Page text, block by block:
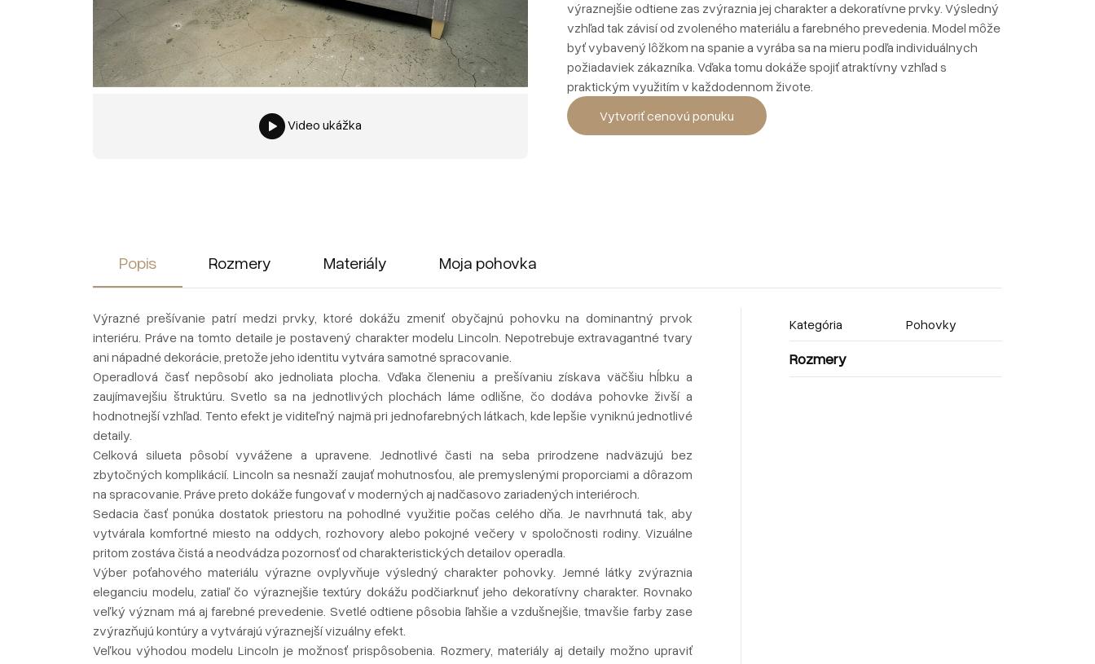
Video ukážka
výraznejšie odtiene zas zvýraznia jej charakter a dekoratívne prvky. Výsledný
vzhľad tak závisí od zvoleného materiálu a farebného prevedenia. Model môže
byť vybavený lôžkom na spanie a vyrába sa na mieru podľa individuálnych
požiadaviek zákazníka. Vďaka tomu dokáže spojiť atraktívny vzhľad s
praktickým využitím v každodennom živote.
Vytvoriť cenovú ponuku
Popis Rozmery Materiály Moja pohovka
Výrazné prešívanie patrí medzi prvky, ktoré dokážu zmeniť obyčajnú pohovku na dominantný prvok
interiéru. Práve na tomto detaile je postavený charakter modelu Lincoln. Nepotrebuje extravagantné tvary
ani nápadné dekorácie, pretože jeho identitu vytvára samotné spracovanie.
Operadlová časť nepôsobí ako jednoliata plocha. Vďaka členeniu a prešívaniu získava väčšiu hĺbku a
zaujímavejšiu štruktúru. Svetlo sa na jednotlivých plochách láme odlišne, čo dodáva pohovke živší a
hodnotnejší vzhľad. Tento efekt je viditeľný najmä pri jednofarebných látkach, kde lepšie vyniknú jednotlivé
detaily.
Celková silueta pôsobí vyvážene a upravene. Jednotlivé časti na seba prirodzene nadväzujú bez
zbytočných komplikácií. Lincoln sa nesnaží zaujať mohutnosťou, ale premyslenými proporciami a dôrazom
na spracovanie. Práve preto dokáže fungovať v moderných aj nadčasovo zariadených interiéroch.
Sedacia časť ponúka dostatok priestoru na pohodlné využitie počas celého dňa. Je navrhnutá tak, aby
vytvárala komfortné miesto na oddych, rozhovory alebo pokojné večery v spoločnosti rodiny. Vizuálne
pritom zostáva čistá a neodvádza pozornosť od charakteristických detailov operadla.
Výber poťahového materiálu výrazne ovplyvňuje výsledný charakter pohovky. Jemné látky zvýraznia
eleganciu modelu, zatiaľ čo výraznejšie textúry dokážu podčiarknuť jeho dekoratívny charakter. Rovnako
veľký význam má aj farebné prevedenie. Svetlé odtiene pôsobia ľahšie a vzdušnejšie, tmavšie farby zase
zvýrazňujú kontúry a vytvárajú výraznejší vizuálny efekt.
Veľkou výhodou modelu Lincoln je možnosť prispôsobenia. Rozmery, materiály aj detaily možno upraviť
Kategória Pohovky
Rozmery